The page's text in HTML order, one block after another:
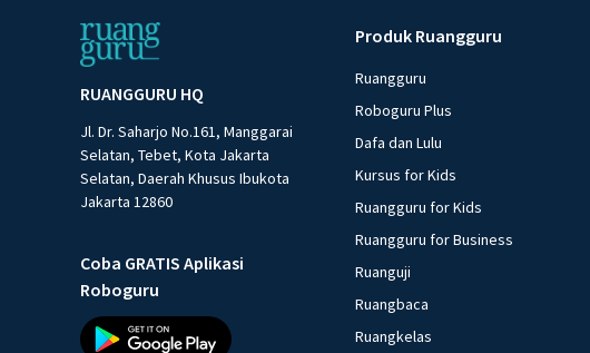
RUANGGURU HQ
Jl. Dr. Saharjo No.161, Manggarai
Selatan, Tebet, Kota Jakarta
Selatan, Daerah Khusus Ibukota
Jakarta 12860
Coba GRATIS Aplikasi
Roboguru
Produk Ruangguru
Ruangguru
Roboguru Plus
Dafa dan Lulu
Kursus for Kids
Ruangguru for Kids
Ruangguru for Business
Ruanguji
Ruangbaca
Ruangkelas